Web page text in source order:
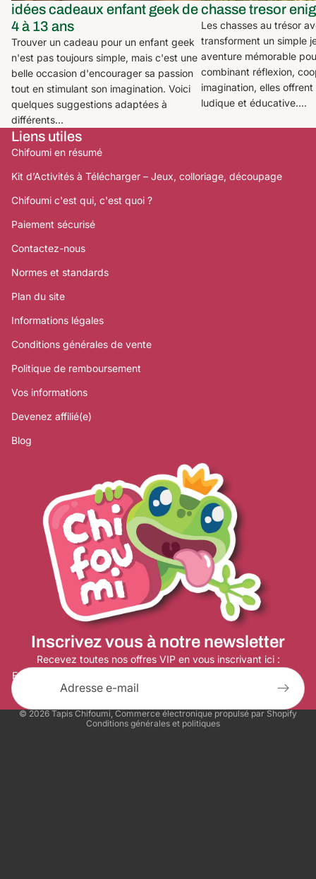
idées cadeaux enfant geek de
4 à 13 ans
Trouver un cadeau pour un enfant geek
n'est pas toujours simple, mais c'est une
belle occasion d'encourager sa passion
tout en stimulant son imagination. Voici
quelques suggestions adaptées à
différents...
chasse tresor
Les chasses au trésor
transforment un simple
aventure mémorable
combinant réflexion,
imagination, elles
ludique et éducative....
Liens utiles
Chifoumi en résumé
Kit d’Activités à Télécharger – Jeux, colloriage, découpage
Chifoumi c'est qui, c'est quoi ?
Paiement sécurisé
Contactez-nous
Normes et standards
Plan du site
Informations légales
Conditions générales de vente
Politique de remboursement
Vos informations
Devenez affilié(e)
Blog
Inscrivez vous à notre newsletter
Recevez toutes nos offres VIP en vous inscrivant ici :
E-mail
© 2026 Tapis Chifoumi Commerce électronique propulsé par Shopify
Conditions générales et politiques
Politique de remboursement
Politique de confidentialité
Conditions d’utilisation
Politique d’expédition
Coordonnées